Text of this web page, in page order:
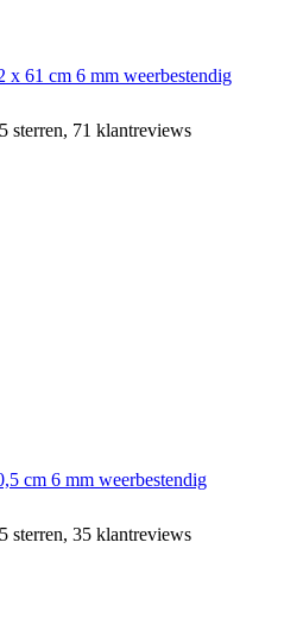
x 61 cm 6 mm weerbestendig
sterren, 71 klantreviews
cm 6 mm weerbestendig
sterren, 35 klantreviews